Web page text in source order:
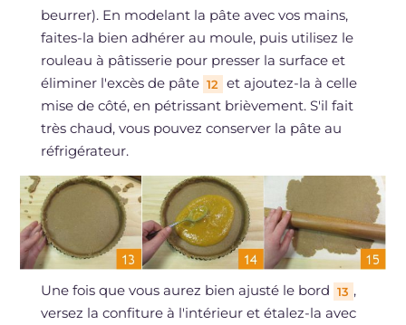
beurrer). En modelant la pâte avec vos mains,
faites-la bien adhérer au moule, puis utilisez le
rouleau à pâtisserie pour presser la surface et
éliminer l'excès de pâte 12
et ajoutez-la à celle
mise de côté, en pétrissant brièvement. S'il fait
très chaud, vous pouvez conserver la pâte au
réfrigérateur.
Une fois que vous aurez bien ajusté le bord 13 ,
versez la confiture à l'intérieur et étalez-la avec